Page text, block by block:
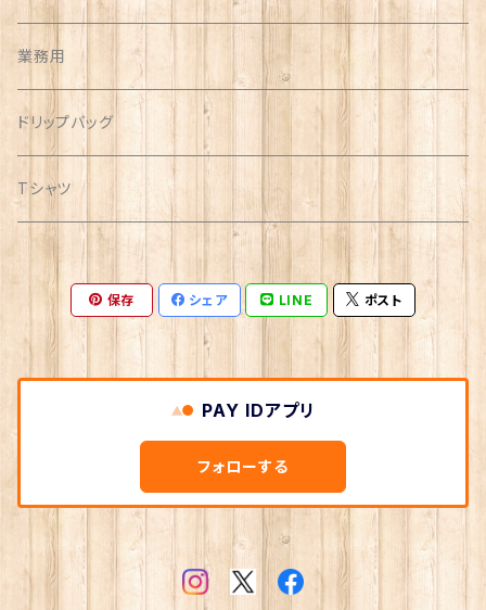
業務用
ドリップバッグ
Tシャツ
保存 シェア LINE ポスト
PAY IDアプリ
フォローする